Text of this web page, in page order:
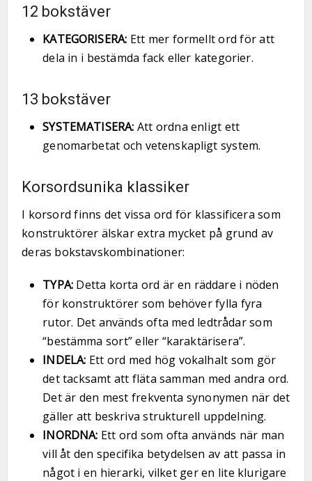
12 bokstäver
KATEGORISERA: Ett mer formellt ord för att
dela in i bestämda fack eller kategorier.
13 bokstäver
SYSTEMATISERA: Att ordna enligt ett
genomarbetat och vetenskapligt system.
Korsordsunika klassiker
I korsord finns det vissa ord för klassificera som
konstruktörer älskar extra mycket på grund av
deras bokstavskombinationer:
TYPA: Detta korta ord är en räddare i nöden
för konstruktörer som behöver fylla fyra
rutor. Det används ofta med ledtrådar som
“bestämma sort” eller “karaktärisera”.
INDELA: Ett ord med hög vokalhalt som gör
det tacksamt att fläta samman med andra ord.
Det är den mest frekventa synonymen när det
gäller att beskriva strukturell uppdelning.
INORDNA: Ett ord som ofta används när man
vill åt den specifika betydelsen av att passa in
något i en hierarki, vilket ger en lite klurigare